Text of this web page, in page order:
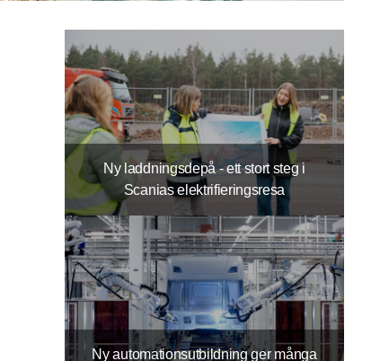
Ny laddningsdepå - ett stort steg i
Scanias elektrifieringsresa
Ny automationsutbildning ger många